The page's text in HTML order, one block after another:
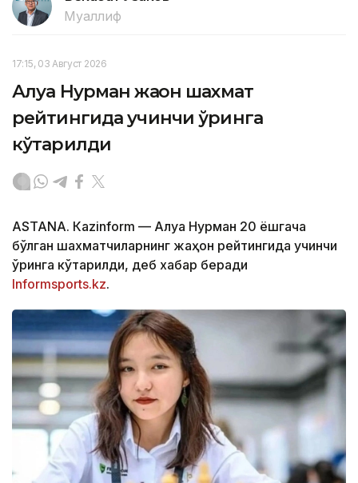
Муаллиф
17:15, 03 Август 2026
Алуа Нурман жаҳон шахмат
рейтингида учинчи ўринга
кўтарилди
ASTANА. Кazinform — Алуа Нурман 20 ёшгача
бўлган шахматчиларнинг жаҳон рейтингида учинчи
ўринга кўтарилди, деб хабар беради
Informsports.kz.